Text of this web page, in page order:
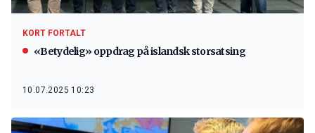
KORT FORTALT
«Betydelig» oppdrag på islandsk storsatsing
10.07.2025 10:23